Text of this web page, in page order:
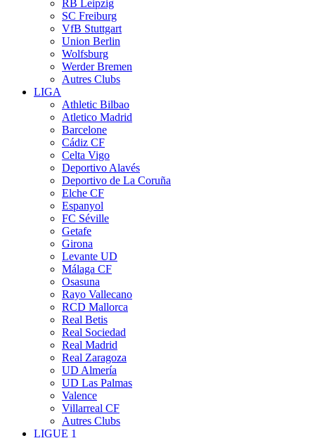
RB Leipzig
SC Freiburg
VfB Stuttgart
Union Berlin
Wolfsburg
Werder Bremen
Autres Clubs
LIGA
Athletic Bilbao
Atletico Madrid
Barcelone
Cádiz CF
Celta Vigo
Deportivo Alavés
Deportivo de La Coruña
Elche CF
Espanyol
FC Séville
Getafe
Girona
Levante UD
Málaga CF
Osasuna
Rayo Vallecano
RCD Mallorca
Real Betis
Real Sociedad
Real Madrid
Real Zaragoza
UD Almería
UD Las Palmas
Valence
Villarreal CF
Autres Clubs
LIGUE 1